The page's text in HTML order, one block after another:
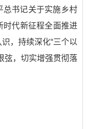
总书记关于实施乡村
时代新征程全面推进
，持续深化“三个以
弦，切实增强贯彻落